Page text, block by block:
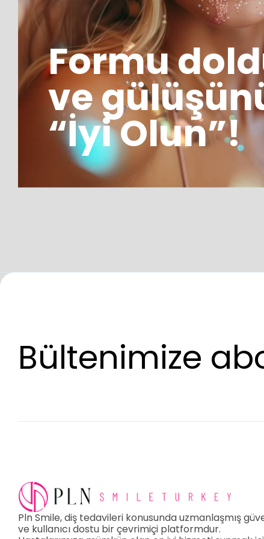
Formu
ve
“İyi Olun”!
Bültenimize
Pln Smile, diş tedavileri konusunda uzmanlaşmış
ve kullanıcı dostu bir çevrimiçi platformdur.